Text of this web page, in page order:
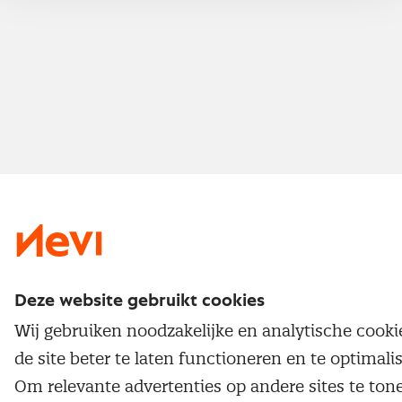
Deze website gebruikt cookies
Wij gebruiken noodzakelijke en analytische
de site beter te laten functioneren en te
Om relevante advertenties op andere sites te